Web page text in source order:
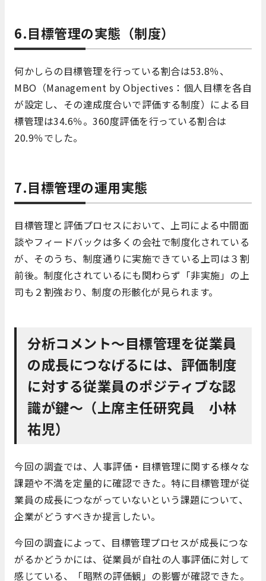
6.目標管理の実態（制度）
何かしらの目標管理を行っている割合は53.8％、
MBO（Management by Objectives：個人目標を各自
が設定し、その達成度合いで評価する制度）による目
標管理は34.6％。360度評価を行っている割合は
20.9％でした。
7.目標管理の運用実態
目標管理と評価プロセスにおいて、上司による中間面
談やフィードバックは多くの会社で制度化されている
が、そのうち、制度通りに実施できている上司は３割
前後。制度化されているにも関わらず「非実施」の上
司も２割強おり、制度の形骸化が見られます。
分析コメント～目標管理を従業員
の成長につなげるには、評価制度
に対する従業員のポジティブな認
識が鍵～（上席主任研究員 小林
祐児）
今回の調査では、人事評価・目標管理に関する様々な
課題や不満を定量的に確認できた。特に目標管理が従
業員の成長につながっていないという課題について、
企業がどうすべきか提言したい。
今回の調査によって、目標管理プロセスが成長につな
がるかどうかには、従業員が自社の人事評価に対して
感じている、「暗黙の評価観」の影響が確認できた。